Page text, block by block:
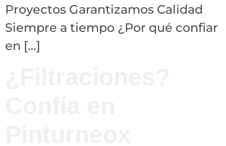
Proyectos Garantizamos Calidad
Siempre a tiempo ¿Por qué confiar
en […]